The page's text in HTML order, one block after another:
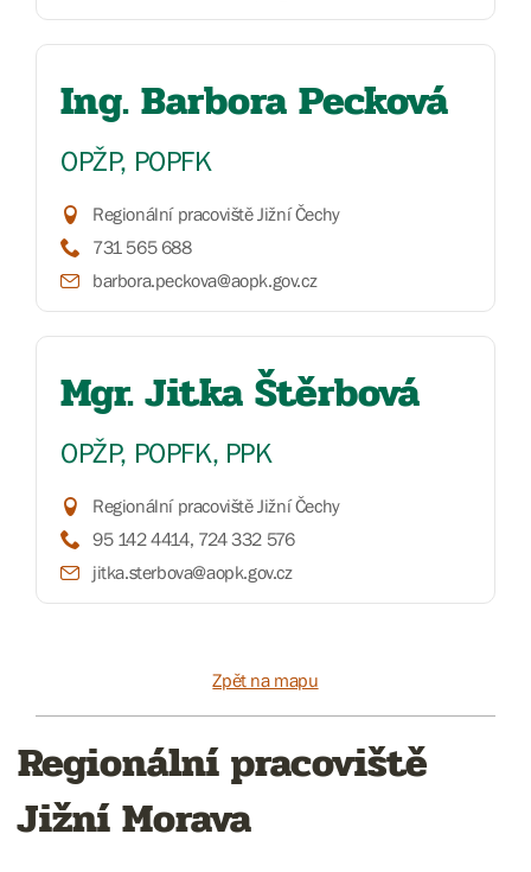
Ing. Barbora Pecková
OPŽP, POPFK
Regionální pracoviště Jižní Čechy
731 565 688
barbora.peckova@aopk.gov.cz
Mgr. Jitka Štěrbová
OPŽP, POPFK, PPK
Regionální pracoviště Jižní Čechy
95 142 4414, 724 332 576
jitka.sterbova@aopk.gov.cz
Zpět na mapu
Regionální pracoviště
Jižní Morava